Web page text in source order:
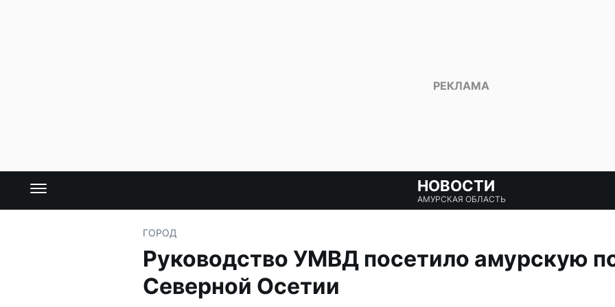
НОВОСТИ
АМУРСКАЯ ОБЛАСТЬ
ГОРОД
Руководство УМВД посетило амурскую
Северной Осетии